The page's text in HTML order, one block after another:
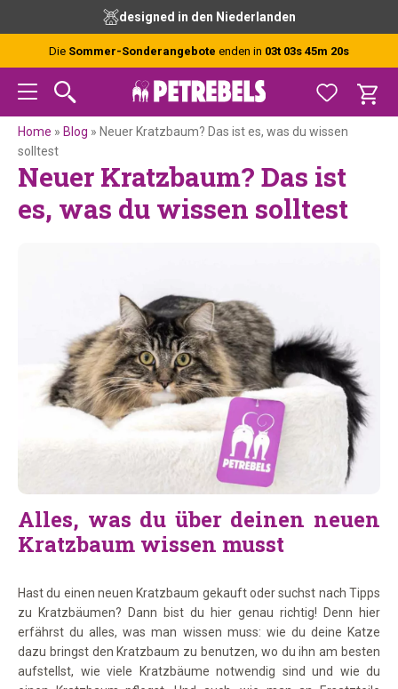
content
designed in den Niederlanden
Die Sommer-Sonderangebote enden in 03t 03s 45m 20s
Home » Blog » Neuer Kratzbaum? Das ist es, was du wissen
solltest
Neuer Kratzbaum? Das ist
es, was du wissen solltest
Alles, was du über deinen neuen
Kratzbaum wissen musst
Hast du einen neuen Kratzbaum gekauft oder suchst nach Tipps
zu Kratzbäumen? Dann bist du hier genau richtig! Denn hier
erfährst du alles, was man wissen muss: wie du deine Katze
dazu bringst den Kratzbaum zu benutzen, wo du ihn am besten
aufstellst, wie viele Kratzbäume notwendig sind und wie du